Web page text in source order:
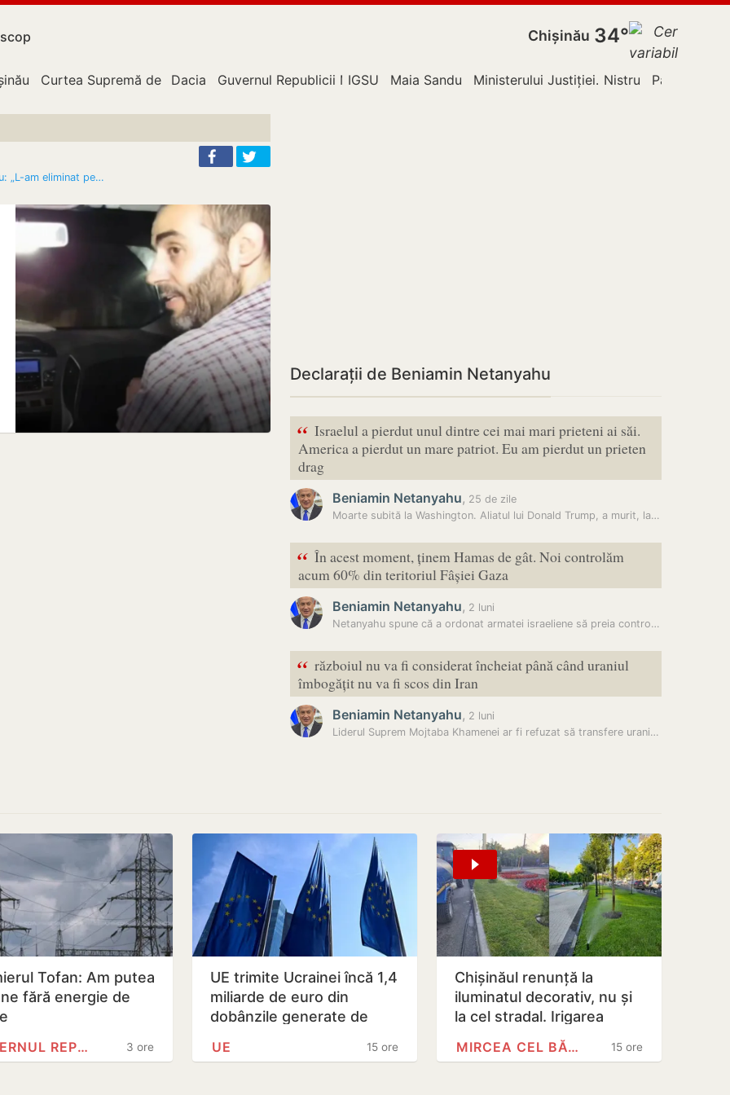
Chișinău 34°
Curtea Supremă de Justiție
Dacia Guvernul Republicii Moldova
IGSU Maia Sandu Ministerului Justiției Nistru Partidul
„L-am eliminat pe…
Declarații de Beniamin Netanyahu
“ Israelul a pierdut unul dintre cei mai mari prieteni ai săi.
America a pierdut un mare patriot. Eu am pierdut un prieten
drag
Beniamin Netanyahu, 25 de zile
Moarte subită la Washington. Aliatul lui Donald Trump, a murit, la…
“ În acest moment, ținem Hamas de gât. Noi controlăm
acum 60% din teritoriul Fâșiei Gaza
Beniamin Netanyahu, 2 luni
Netanyahu spune că a ordonat armatei israeliene să preia controlul…
“ războiul nu va fi considerat încheiat până când uraniul
îmbogățit nu va fi scos din Iran
Beniamin Netanyahu, 2 luni
Liderul Suprem Mojtaba Khamenei ar fi refuzat să transfere uraniul…
Tofan: Am putea
fără energie de
3 ore
GUVERNUL REPUBLICII MOLDOVA
UE trimite Ucrainei încă 1,4
miliarde de euro din
dobânzile generate de
15 ore
UE
Chișinăul renunță la
iluminatul decorativ, nu și
la cel stradal. Irigarea
spațiilor verzi nu va fi…
15 ore
MIRCEA CEL BĂTRÂN